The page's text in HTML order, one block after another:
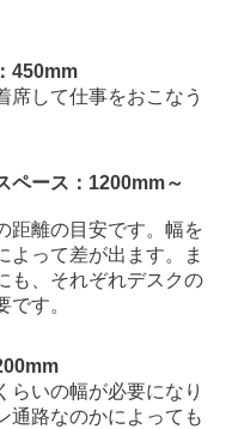
450mm
席して仕事をおこなう
ペース：1200mm～
距離の目安です。幅を
よって差が出ます。ま
も、それぞれデスクの
す。
らいの幅が必要になり
通路なのかによっても